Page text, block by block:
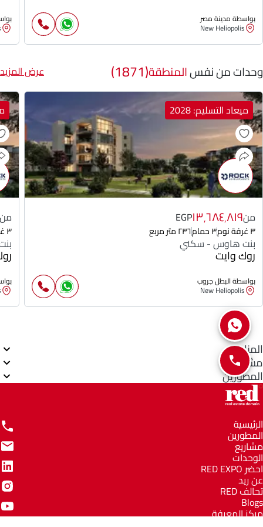
بواسطة مدينة مصر
New Heliopolis
وحدات من نفسالمنطقة(1871) عرض المزيد
ميعاد التسليم: 2028
من١٣٬٦٨٤٬٨١٩EGP
٣ غرفة نوم ٣ حمام ٢٣٦ متر مربع
بنت هاوس - سكني
روك وايت
بواسطة البطل جروب
New Heliopolis
من
٣ غرفة نوم
المناطق
مشاريع
المطورين
الرئيسية
المطورين
مشاريع
الوحدات
احضر RED EXPO
عن ريد
تحالف RED
Blogs
مركز المعرفة